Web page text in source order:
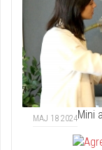
MAJ 18 2024Mini